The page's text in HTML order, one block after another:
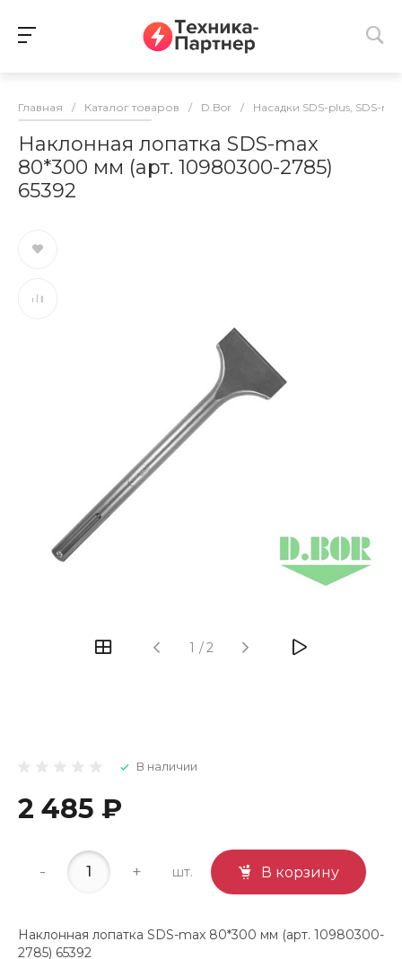
Главная / Каталог товаров / D.Bor / Насадки SDS-plus, SDS-
Наклонная лопатка SDS-max
80*300 мм (арт. 10980300-2785)
65392
1 /2
В наличии
2 485 ₽
- + шт. В корзину
Наклонная лопатка SDS-max 80*300 мм (арт. 10980300-
2785) 65392